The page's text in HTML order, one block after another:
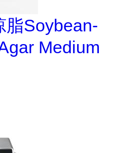
脂Soybean-
Medium